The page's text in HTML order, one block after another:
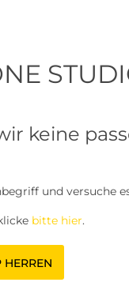
keine
und versuche
bitte hier.
HERREN